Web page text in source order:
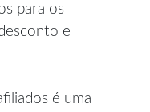
para os
e
é uma